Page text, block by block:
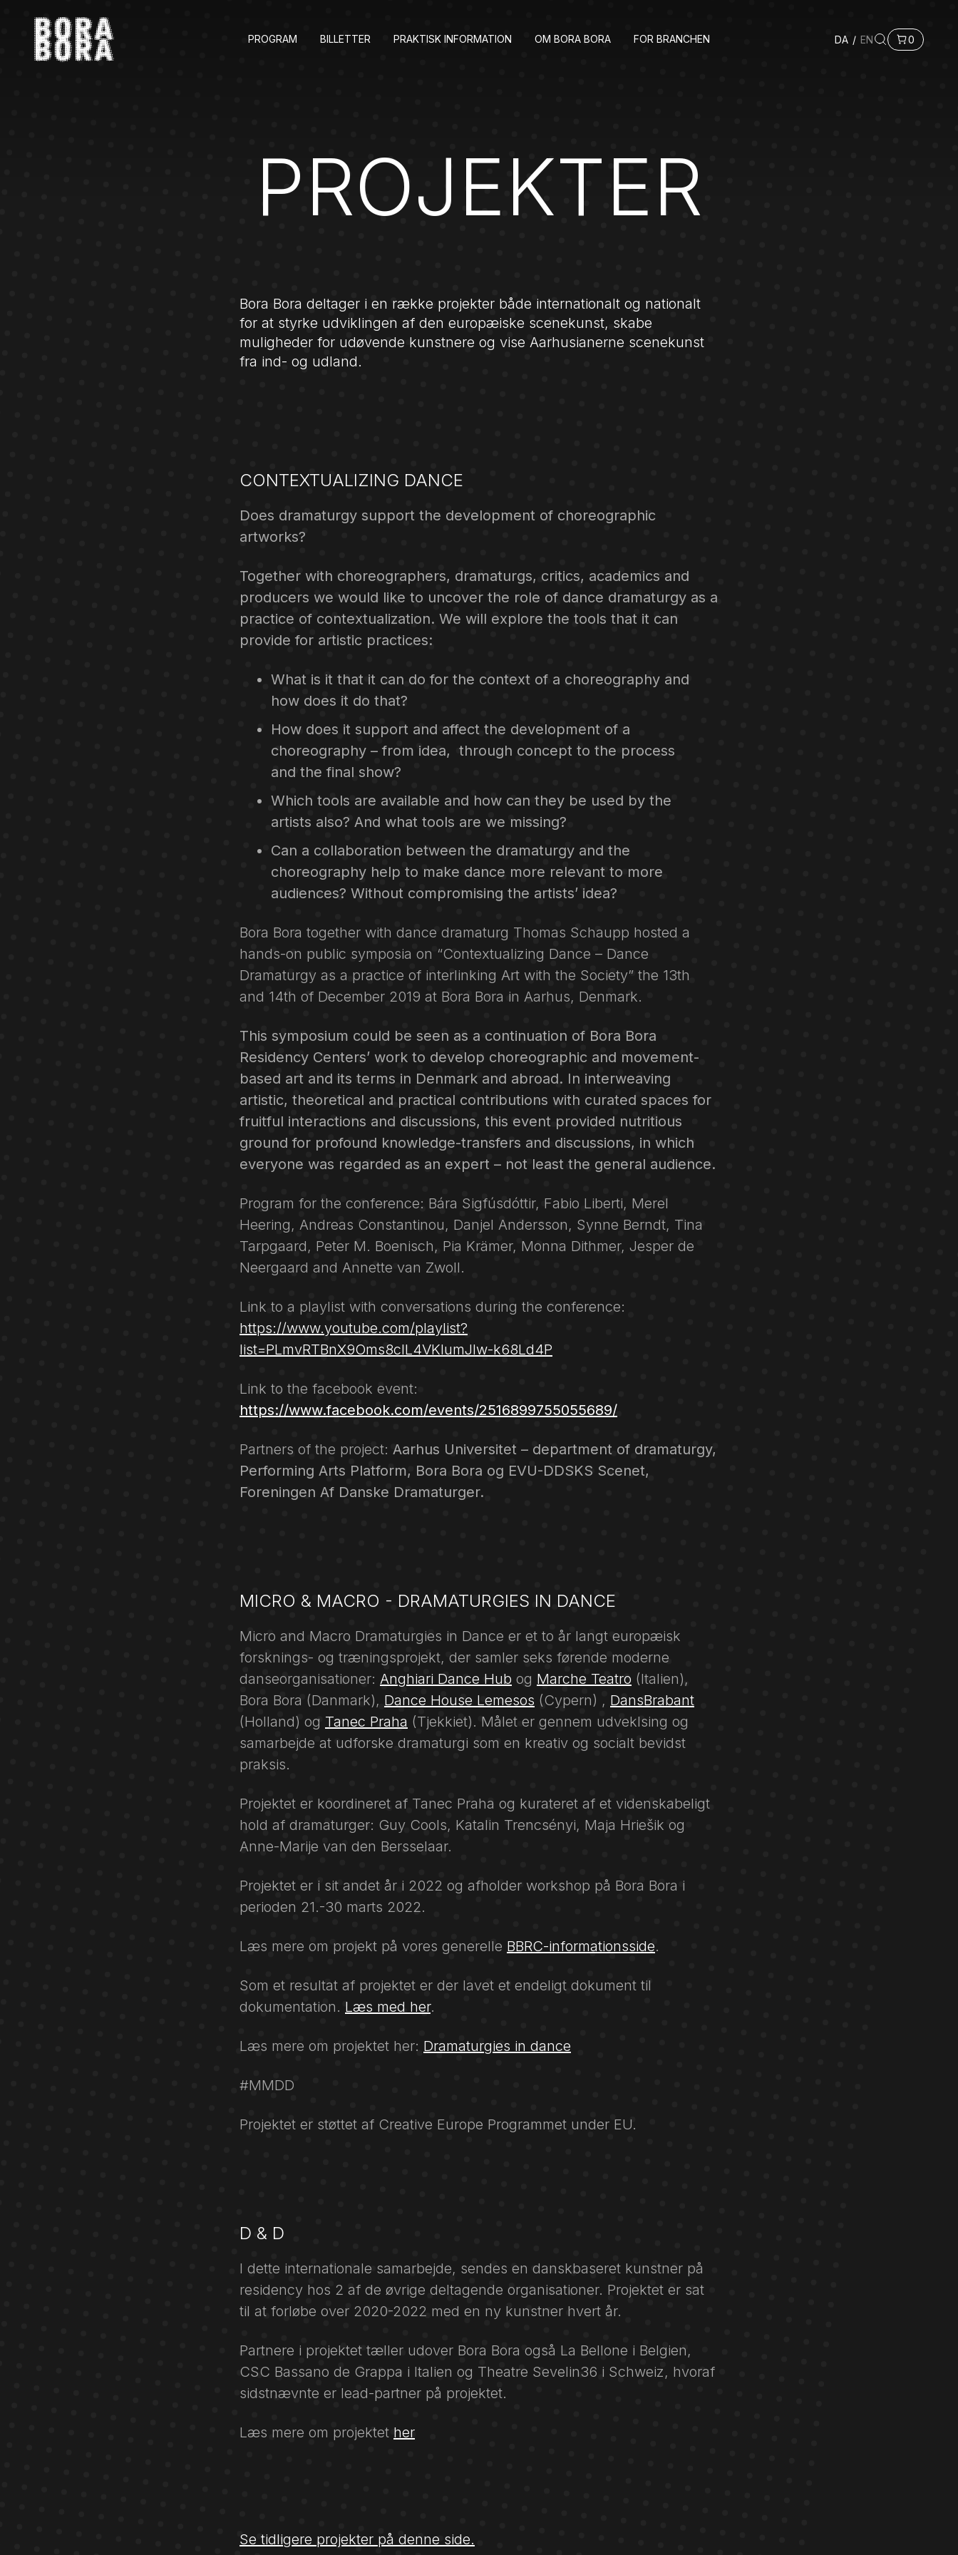
PROGRAM BILLETTER PRAKTISK INFORMATION OM BORA BORA FOR BRANCHEN DA / EN 0
PROJEKTER
Bora Bora deltager i en række projekter både internationalt og nationalt
for at styrke udviklingen af den europæiske scenekunst, skabe
muligheder for udøvende kunstnere og vise Aarhusianerne scenekunst
fra ind- og udland.
CONTEXTUALIZING DANCE
Does dramaturgy support the development of choreographic
artworks?
Together with choreographers, dramaturgs, critics, academics and
producers we would like to uncover the role of dance dramaturgy as a
practice of contextualization. We will explore the tools that it can
provide for artistic practices:
What is it that it can do for the context of a choreography and
how does it do that?
How does it support and affect the development of a
choreography – from idea, through concept to the process
and the final show?
Which tools are available and how can they be used by the
artists also? And what tools are we missing?
Can a collaboration between the dramaturgy and the
choreography help to make dance more relevant to more
audiences? Without compromising the artists’ idea?
Bora Bora together with dance dramaturg Thomas Schaupp hosted a
hands-on public symposia on “Contextualizing Dance – Dance
Dramaturgy as a practice of interlinking Art with the Society” the 13th
and 14th of December 2019 at Bora Bora in Aarhus, Denmark.
This symposium could be seen as a continuation of Bora Bora
Residency Centers’ work to develop choreographic and movement-
based art and its terms in Denmark and abroad. In interweaving
artistic, theoretical and practical contributions with curated spaces for
fruitful interactions and discussions, this event provided nutritious
ground for profound knowledge-transfers and discussions, in which
everyone was regarded as an expert – not least the general audience.
Program for the conference: Bára Sigfúsdóttir, Fabio Liberti, Merel
Heering, Andreas Constantinou, Danjel Andersson, Synne Berndt, Tina
Tarpgaard, Peter M. Boenisch, Pia Krämer, Monna Dithmer, Jesper de
Neergaard and Annette van Zwoll.
Link to a playlist with conversations during the conference:
https://www.youtube.com/playlist?
list=PLmvRTBnX9Oms8clL4VKIumJlw-k68Ld4P
Link to the facebook event:
https://www.facebook.com/events/2516899755055689/
Partners of the project: Aarhus Universitet – department of dramaturgy,
Performing Arts Platform, Bora Bora og EVU-DDSKS Scenet,
Foreningen Af Danske Dramaturger.
MICRO & MACRO - DRAMATURGIES IN DANCE
Micro and Macro Dramaturgies in Dance er et to år langt europæisk
forsknings- og træningsprojekt, der samler seks førende moderne
danseorganisationer: Anghiari Dance Hub og Marche Teatro (Italien),
Bora Bora (Danmark), Dance House Lemesos (Cypern) , DansBrabant
(Holland) og Tanec Praha (Tjekkiet). Målet er gennem udveklsing og
samarbejde at udforske dramaturgi som en kreativ og socialt bevidst
praksis.
Projektet er koordineret af Tanec Praha og kurateret af et videnskabeligt
hold af dramaturger: Guy Cools, Katalin Trencsényi, Maja Hriešik og
Anne-Marije van den Bersselaar.
Projektet er i sit andet år i 2022 og afholder workshop på Bora Bora i
perioden 21.-30 marts 2022.
Læs mere om projekt på vores generelle BBRC-informationsside.
Som et resultat af projektet er der lavet et endeligt dokument til
dokumentation. Læs med her.
Læs mere om projektet her: Dramaturgies in dance
#MMDD
Projektet er støttet af Creative Europe Programmet under EU.
D & D
I dette internationale samarbejde, sendes en danskbaseret kunstner på
residency hos 2 af de øvrige deltagende organisationer. Projektet er sat
til at forløbe over 2020-2022 med en ny kunstner hvert år.
Partnere i projektet tæller udover Bora Bora også La Bellone i Belgien,
CSC Bassano de Grappa i Italien og Theatre Sevelin36 i Schweiz, hvoraf
sidstnævnte er lead-partner på projektet.
Læs mere om projektet her
Se tidligere projekter på denne side.